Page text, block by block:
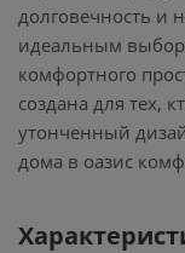
долговечность и
идеальным
комфортного
создана для тех,
утонченный
дома в оазис